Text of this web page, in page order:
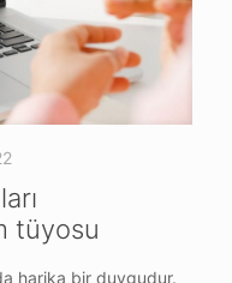
tüyosu
harika bir duygudur.